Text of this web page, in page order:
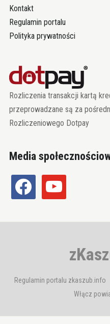
Kontakt
Regulamin portalu
Polityka prywatności
Rozliczenia transakcji kartą
przeprowadzane są za
Rozliczeniowego Dotpay
Media
facebook youtube
Regulamin portalu zkaszub.info
Włącz